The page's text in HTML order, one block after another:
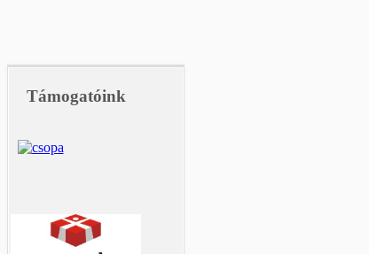
Támogatóink